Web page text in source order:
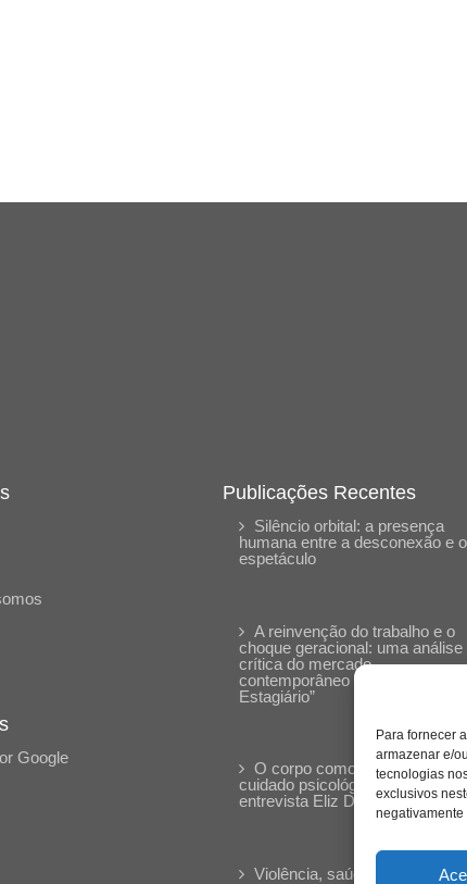
Para fornecer
armazenar e/
tecnologias
exclusivos
negativamente
Google
Publicações Recentes
Silêncio orbital: a presença
humana entre a desconexão e o
espetáculo
A reinvenção do trabalho e o
choque geracional: uma análise
crítica do mercado
contemporâneo em “Um Senhor
Estagiário”
O corpo como expressão do
cuidado psicológico: (En)Cena
entrevista Eliz Dorneles
Violência, saúde mental e a